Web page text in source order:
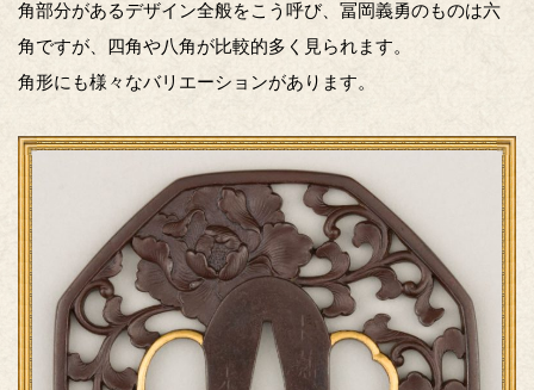
角部分があるデザイン全般をこう呼び、冨岡義勇のものは六
角ですが、四角や八角が比較的多く見られます。
角形にも様々なバリエーションがあります。